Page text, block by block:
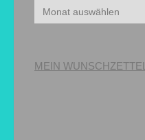
Archiv
MEIN WUNSCHZETTEL